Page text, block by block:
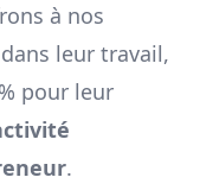
à nos
leur travail,
pour leur
.